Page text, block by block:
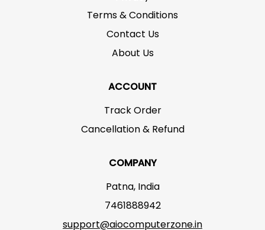
Terms & Conditions
Contact Us
About Us
ACCOUNT
Track Order
Cancellation & Refund
COMPANY
Patna, India
7461888942
support@aiocomputerzone.in